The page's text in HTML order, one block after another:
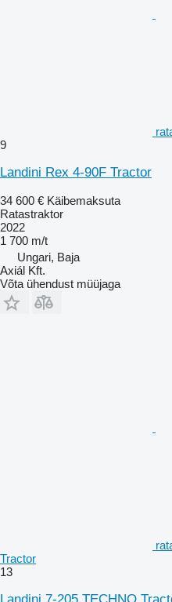
9
Landini Rex 4-90F Tractor
34 600 € Käibemaksuta
Ratastraktor
2022
1 700 m/t
Ungari, Baja
Axiál Kft.
Võta ühendust müüjaga
Tractor
13
Landini 7-205 TECHNO